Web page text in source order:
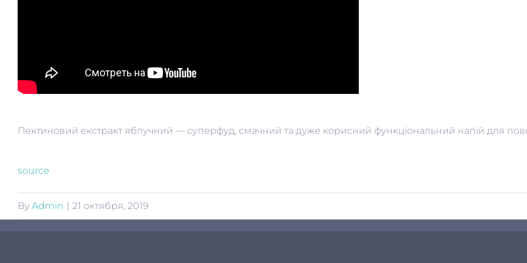
Пектиновий екстракт яблучний — суперфуд, смачний та дуже корисний функціональний напій для
source
By Admin | 21 октября, 2019